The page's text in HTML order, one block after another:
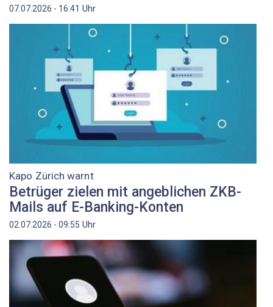
07.07.2026 - 16:41 Uhr
Kapo Zürich warnt
Betrüger zielen mit angeblichen ZKB-
Mails auf E-Banking-Konten
02.07.2026 - 09:55 Uhr